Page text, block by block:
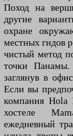
Поход на
другие
охране
местных гидов
чистый метод
точки
заглянув в
Если вы
компания Hola
хостеле
ежедневный